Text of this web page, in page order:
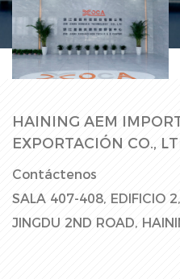
Sala de fábrica
HAINING AEM
EXPORTACIÓN CO.,
Contáctenos
SALA 407-408, EDIFICIO
JINGDU 2ND ROAD,